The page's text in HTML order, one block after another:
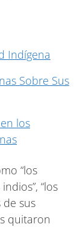
Indígena
Sobre Sus
los
“los
“los
de sus
quitaron